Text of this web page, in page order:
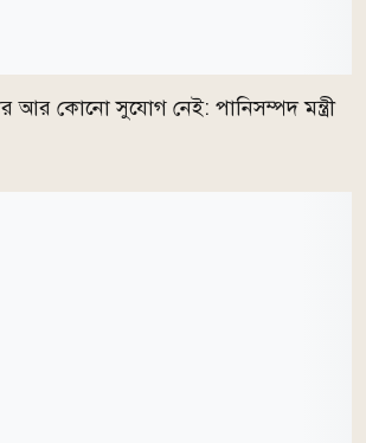
আর কোনো সুযোগ নেই: পানিসম্পদ মন্ত্রী